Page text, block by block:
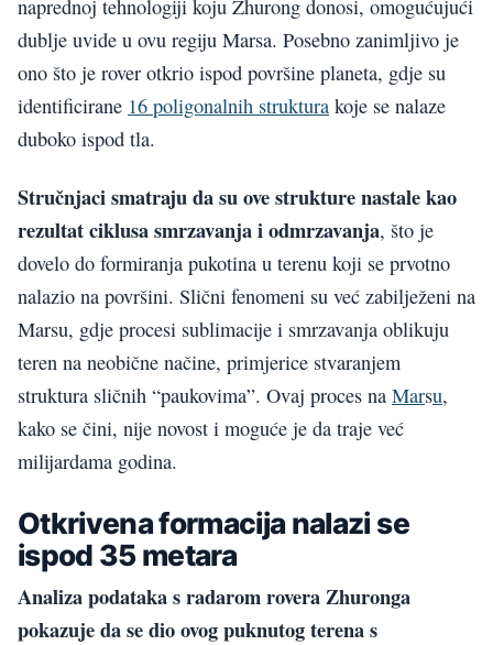
naprednoj tehnologiji koju Zhurong donosi, omogućujući
dublje uvide u ovu regiju Marsa. Posebno zanimljivo je
ono što je rover otkrio ispod površine planeta, gdje su
identificirane 16 poligonalnih struktura koje se nalaze
duboko ispod tla.
Stručnjaci smatraju da su ove strukture nastale kao
rezultat ciklusa smrzavanja i odmrzavanja, što je
dovelo do formiranja pukotina u terenu koji se prvotno
nalazio na površini. Slični fenomeni su već zabilježeni na
Marsu, gdje procesi sublimacije i smrzavanja oblikuju
teren na neobične načine, primjerice stvaranjem
struktura sličnih “paukovima”. Ovaj proces na Marsu,
kako se čini, nije novost i moguće je da traje već
milijardama godina.
Otkrivena formacija nalazi se
ispod 35 metara
Analiza podataka s radarom rovera Zhuronga
pokazuje da se dio ovog puknutog terena s